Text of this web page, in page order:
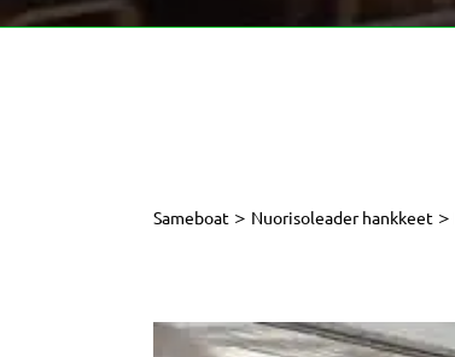
Sameboat > Nuorisoleader hankkeet >